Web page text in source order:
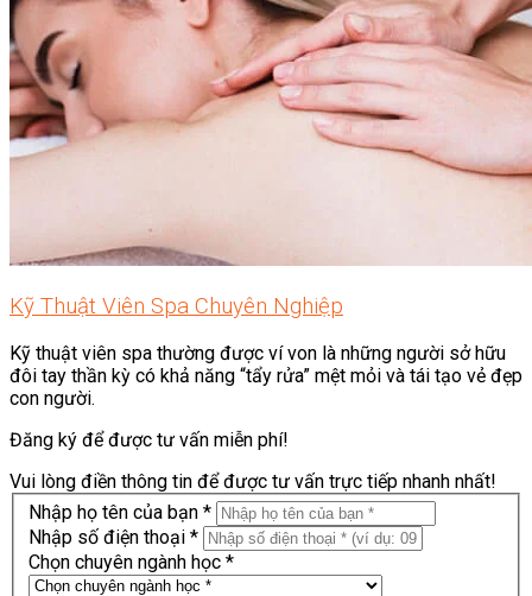
Kỹ Thuật Viên Spa Chuyên Nghiệp
Kỹ thuật viên spa thường được ví von là những người sở hữu
đôi tay thần kỳ có khả năng “tẩy rửa” mệt mỏi và tái tạo vẻ đẹp
con người.
Đăng ký để được tư vấn miễn phí!
Vui lòng điền thông tin để được tư vấn trực tiếp nhanh nhất!
Nhập họ tên của bạn *
Nhập số điện thoại *
Chọn chuyên ngành học *